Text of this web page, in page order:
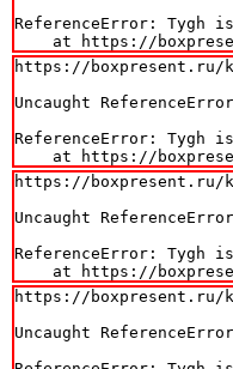
ReferenceError: Tygh
at https://
https://boxpresent.ru/
Uncaught
ReferenceError: Tygh
at https://
https://boxpresent.ru/
Uncaught
ReferenceError: Tygh
at https://
https://boxpresent.ru/
Uncaught